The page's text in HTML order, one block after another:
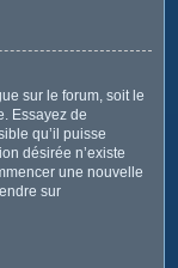
sur le forum, soit le
Essayez de
qu’il puisse
désirée n’existe
une nouvelle
sur